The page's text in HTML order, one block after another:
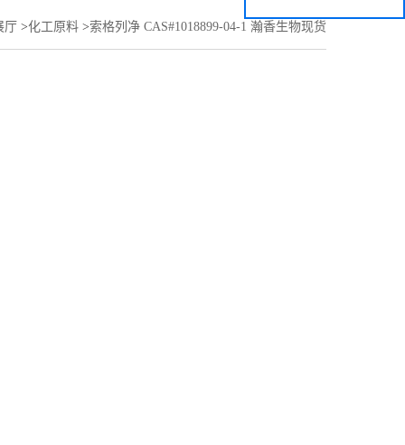
厅 >化工原料 >索格列净 CAS#1018899-04-1 瀚香生物现货